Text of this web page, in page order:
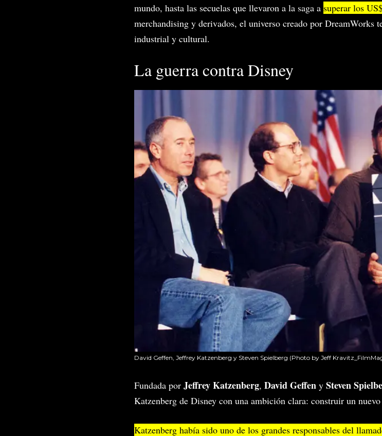
mundo, hasta las secuelas que llevaron a la saga a superar los
merchandising y derivados, el universo creado por DreamWorks
industrial y cultural.
La guerra contra Disney
David Geffen, Jeffrey Katzenberg y Steven Spielberg (Photo by Jeff
Fundada por Jeffrey Katzenberg, David Geffen y Steven
Katzenberg de Disney con una ambición clara: construir un
Katzenberg había sido uno de los grandes responsables del